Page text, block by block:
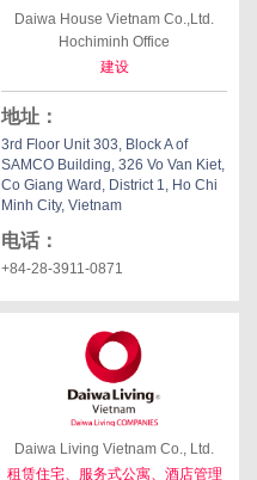
Daiwa House Vietnam Co.,Ltd.
Hochiminh Office
建设
地址 ：
3rd Floor Unit 303, Block A of
SAMCO Building, 326 Vo Van Kiet,
Co Giang Ward, District 1, Ho Chi
Minh City, Vietnam
电话 ：
+84-28-3911-0871
Daiwa Living Vietnam Co., Ltd.
租赁住宅、服务式公寓、酒店管理